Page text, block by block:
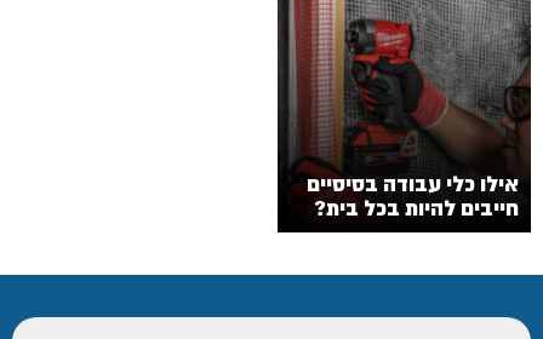
אילו כלי עבודה בסיסיים
חייבים להיות בכל בית?